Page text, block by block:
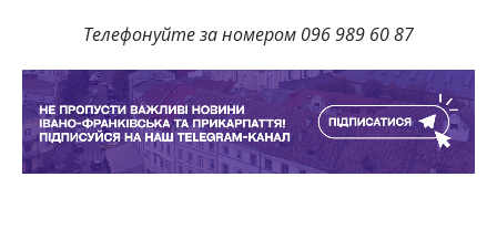
Телефонуйте за номером 096 989 60 87